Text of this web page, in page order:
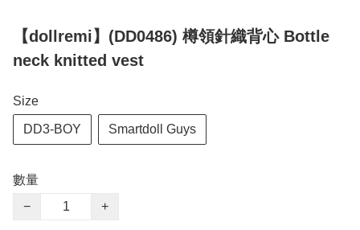
【dollremi】(DD0486) 樽領針織背心 Bottle
neck knitted vest
Size
DD3-BOY Smartdoll Guys
數量
−
+